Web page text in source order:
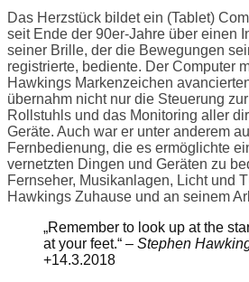
Das Herzstück bildet ein (Tablet)
seit Ende der 90er-Jahre über einen
seiner Brille, der die Bewegungen
registrierte, bediente. Der Computer
Hawkings Markenzeichen
übernahm nicht nur die Steuerung
Rollstuhls und das Monitoring aller
Geräte. Auch war er unter anderem
Fernbedienung, die es ermöglichte
vernetzten Dingen und Geräten zu
Fernseher, Musikanlagen, Licht und
Hawkings Zuhause und an seinem
„Remember to look up at the
at your feet.“ – Stephen
+14.3.2018